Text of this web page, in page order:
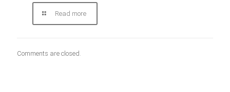
Read more
Comments are closed.